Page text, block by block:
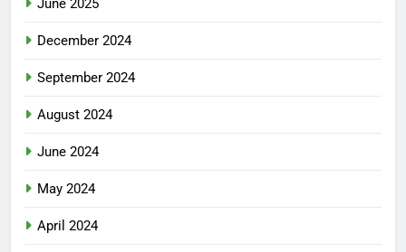
June 2025
December 2024
September 2024
August 2024
June 2024
May 2024
April 2024